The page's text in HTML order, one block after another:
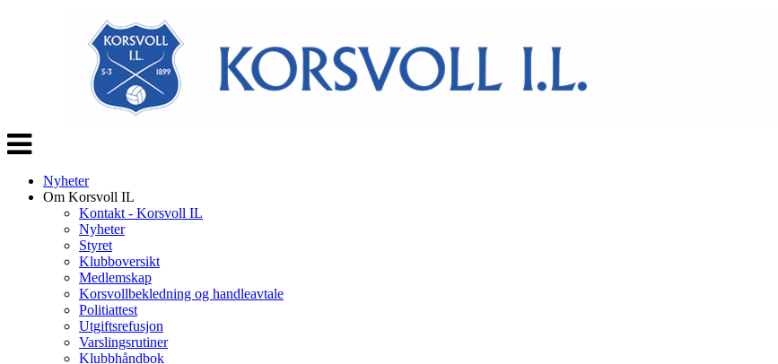
Veksle
navigasjon
Nyheter
Om Korsvoll IL
Kontakt - Korsvoll IL
Nyheter
Styret
Klubboversikt
Medlemskap
Korsvollbekledning og handleavtale
Politiattest
Utgiftsrefusjon
Varslingsrutiner
Klubbhåndbok